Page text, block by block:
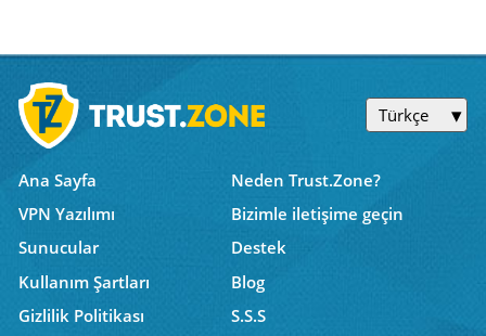
Türkçe
Ana Sayfa
Neden Trust.Zone?
VPN Yazılımı
Bizimle iletişime geçin
Sunucular
Destek
Kullanım Şartları
Blog
Gizlilik Politikası
S.S.S